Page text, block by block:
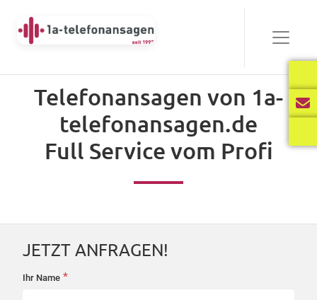
Bewährt
Player
00:00
Player
Telefonansagen von 1a-
telefonansagen.de
Full Service vom Profi
JETZT ANFRAGEN!
startseite-
Ihr Name *